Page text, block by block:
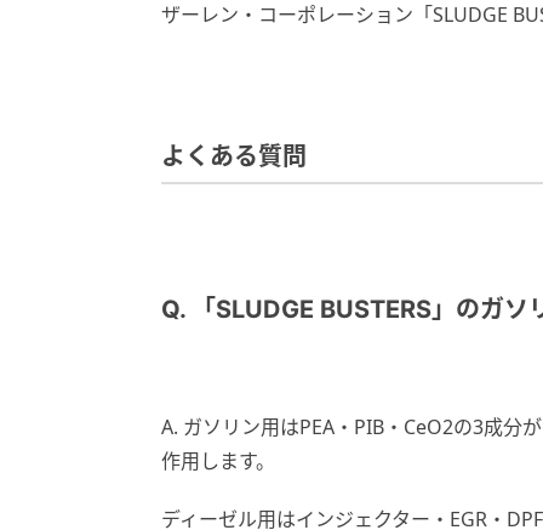
ザーレン・コーポレーション「SLUDGE
よくある質問
Q. 「SLUDGE BUSTERS」のガ
A. ガソリン用はPEA・PIB・CeO2の3成分
作用します。
ディーゼル用はインジェクター・EGR・